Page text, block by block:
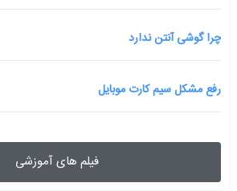
چرا گوشی آنتن ندارد
رفع مشکل سیم کارت موبایل
فیلم های آموزشی